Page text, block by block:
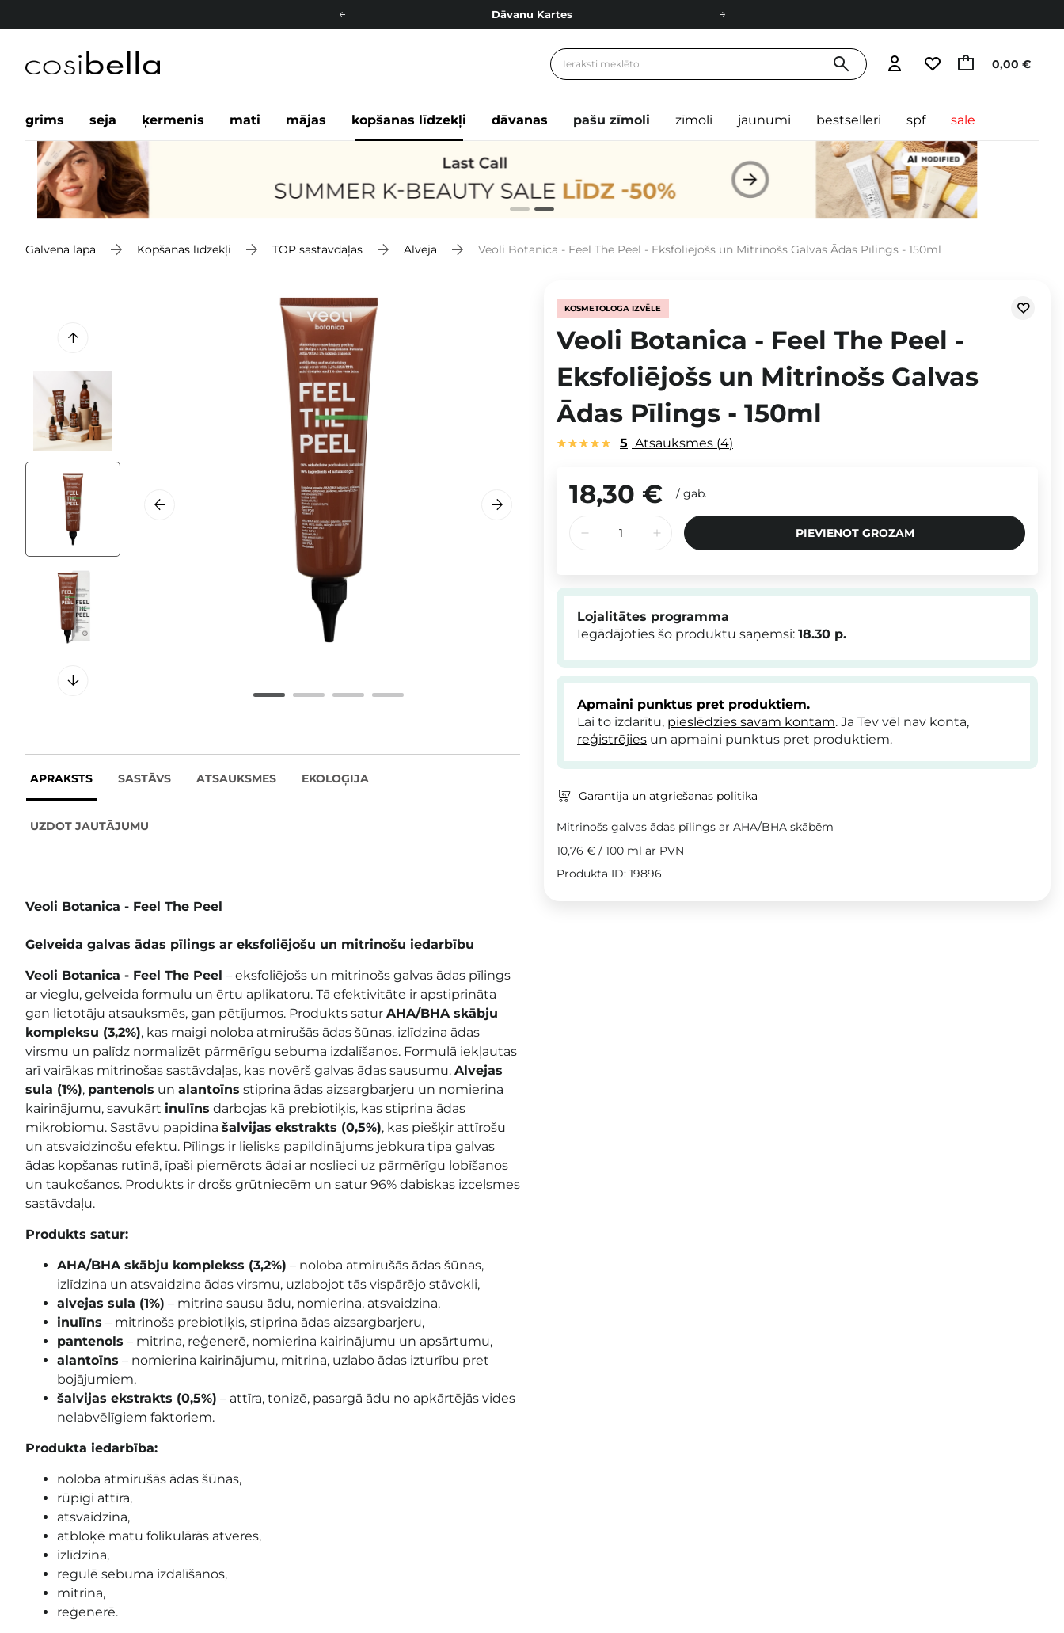
Dāvanu Kartes
Bezmaskas piegāde no 49,00 € 0,00 €
grims seja ķermenis mati mājas kopšanas līdzekļi dāvanas pašu zīmoli zīmoli jaunumi bestselleri spf sale
Galvenā lapa Kopšanas līdzekļi TOP sastāvdaļas Alveja Veoli Botanica - Feel The Peel - Eksfoliējošs un Mitrinošs Galvas Ādas Pīlings - 150ml
APRAKSTS SASTĀVS ATSAUKSMES EKOLOĢIJA
UZDOT JAUTĀJUMU
Veoli Botanica - Feel The Peel
Gelveida galvas ādas pīlings ar eksfoliējošu un mitrinošu iedarbību
Veoli Botanica - Feel The Peel – eksfoliējošs un mitrinošs galvas ādas pīlings
ar vieglu, gelveida formulu un ērtu aplikatoru. Tā efektivitāte ir apstiprināta
gan lietotāju atsauksmēs, gan pētījumos. Produkts satur AHA/BHA skābju
kompleksu (3,2%), kas maigi noloba atmirušās ādas šūnas, izlīdzina ādas
virsmu un palīdz normalizēt pārmērīgu sebuma izdalīšanos. Formulā iekļautas
arī vairākas mitrinošas sastāvdaļas, kas novērš galvas ādas sausumu. Alvejas
sula (1%), pantenols un alantoīns stiprina ādas aizsargbarjeru un nomierina
kairinājumu, savukārt inulīns darbojas kā prebiotiķis, kas stiprina ādas
mikrobiomu. Sastāvu papidina šalvijas ekstrakts (0,5%), kas piešķir attīrošu
un atsvaidzinošu efektu. Pīlings ir lielisks papildinājums jebkura tipa galvas
ādas kopšanas rutīnā, īpaši piemērots ādai ar noslieci uz pārmērīgu lobīšanos
un taukošanos. Produkts ir drošs grūtniecēm un satur 96% dabiskas izcelsmes
sastāvdaļu.
Produkts satur:
AHA/BHA skābju komplekss (3,2%) – noloba atmirušās ādas šūnas,
izlīdzina un atsvaidzina ādas virsmu, uzlabojot tās vispārējo stāvokli,
alvejas sula (1%) – mitrina sausu ādu, nomierina, atsvaidzina,
inulīns – mitrinošs prebiotiķis, stiprina ādas aizsargbarjeru,
pantenols – mitrina, reģenerē, nomierina kairinājumu un apsārtumu,
alantoīns – nomierina kairinājumu, mitrina, uzlabo ādas izturību pret
bojājumiem,
šalvijas ekstrakts (0,5%) – attīra, tonizē, pasargā ādu no apkārtējās vides
nelabvēlīgiem faktoriem.
Produkta iedarbība:
noloba atmirušās ādas šūnas,
rūpīgi attīra,
atsvaidzina,
atbloķē matu folikulārās atveres,
izlīdzina,
regulē sebuma izdalīšanos,
mitrina,
reģenerē.
KOSMETOLOGA IZVĒLE
Veoli Botanica - Feel The Peel -
Eksfoliējošs un Mitrinošs Galvas
Ādas Pīlings - 150ml
5 Atsauksmes 4
18,30 € / gab.
PIEVIENOT GROZAM
Lojalitātes programma
Iegādājoties šo produktu saņemsi: 18.30 p.
Apmaini punktus pret produktiem.
Lai to izdarītu, pieslēdzies savam kontam. Ja Tev vēl nav konta,
reģistrējies un apmaini punktus pret produktiem.
Garantija un atgriešanas politika
Mitrinošs galvas ādas pīlings ar AHA/BHA skābēm
10,76 € / 100 ml ar PVN
Produkta ID: 19896